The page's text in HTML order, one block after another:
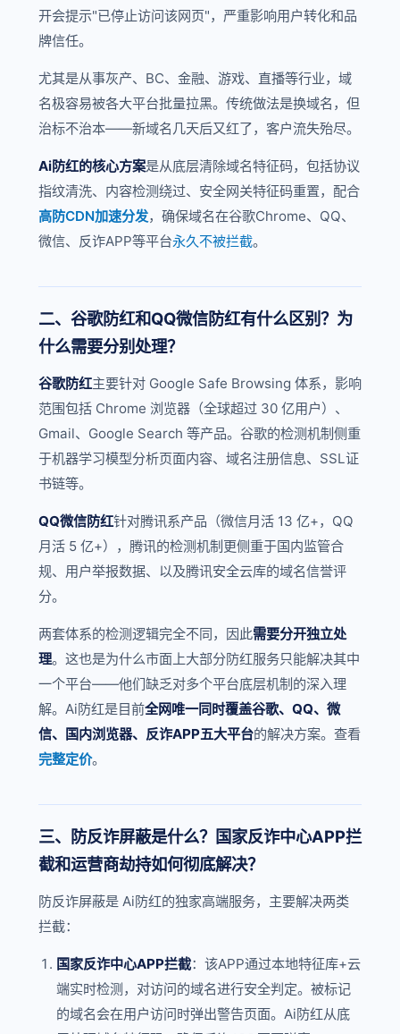
开会提示"已停止访问该网页"，严重影响用户转化和品
牌信任。
尤其是从事灰产、BC、金融、游戏、直播等行业，域
名极容易被各大平台批量拉黑。传统做法是换域名，但
治标不治本——新域名几天后又红了，客户流失殆尽。
Ai防红的核心方案是从底层清除域名特征码，包括协议
指纹清洗、内容检测绕过、安全网关特征码重置，配合
高防CDN加速分发，确保域名在谷歌Chrome、QQ、
微信、反诈APP等平台永久不被拦截。
二、谷歌防红和QQ微信防红有什么区别？为
什么需要分别处理？
谷歌防红主要针对 Google Safe Browsing 体系，影响
范围包括 Chrome 浏览器（全球超过 30 亿用户）、
Gmail、Google Search 等产品。谷歌的检测机制侧重
于机器学习模型分析页面内容、域名注册信息、SSL证
书链等。
QQ微信防红针对腾讯系产品（微信月活 13 亿+，QQ
月活 5 亿+），腾讯的检测机制更侧重于国内监管合
规、用户举报数据、以及腾讯安全云库的域名信誉评
分。
两套体系的检测逻辑完全不同，因此需要分开独立处
理。这也是为什么市面上大部分防红服务只能解决其中
一个平台——他们缺乏对多个平台底层机制的深入理
解。Ai防红是目前全网唯一同时覆盖谷歌、QQ、微
信、国内浏览器、反诈APP五大平台的解决方案。查看
完整定价。
三、防反诈屏蔽是什么？国家反诈中心APP拦
截和运营商劫持如何彻底解决？
防反诈屏蔽是 Ai防红的独家高端服务，主要解决两类
拦截：
国家反诈中心APP拦截：该APP通过本地特征库+云
端实时检测，对访问的域名进行安全判定。被标记
的域名会在用户访问时弹出警告页面。Ai防红从底